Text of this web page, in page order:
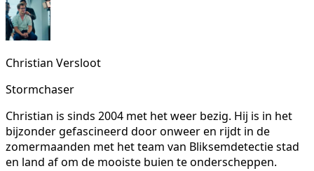
Christian Versloot
Stormchaser
Christian is sinds 2004 met het weer bezig. Hij is in het
bijzonder gefascineerd door onweer en rijdt in de
zomermaanden met het team van Bliksemdetectie stad
en land af om de mooiste buien te onderscheppen.